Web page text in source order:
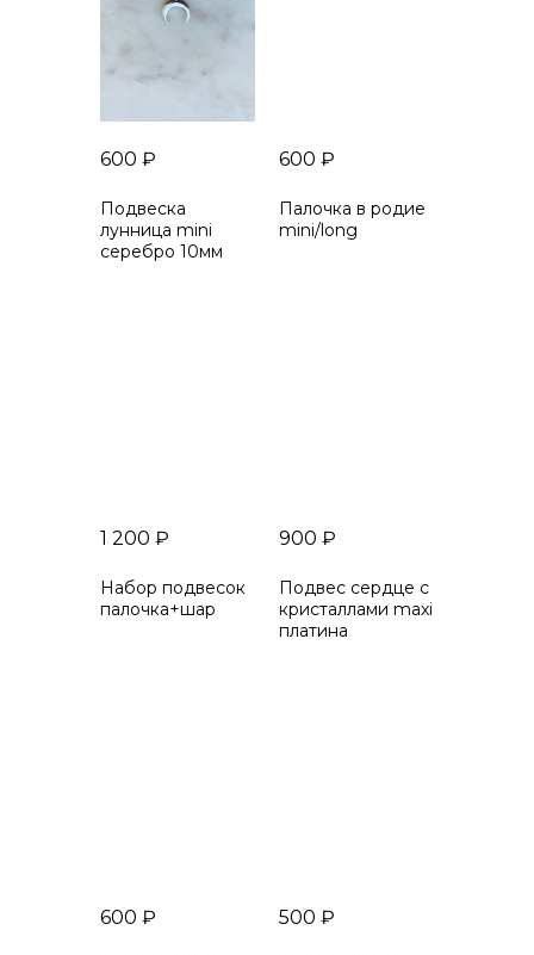
600 ₽
Подвеска
лунница mini
серебро 10мм
600 ₽
Палочка в родие
mini/long
1 200 ₽
Набор подвесок
палочка+шар
900 ₽
Подвес сердце с
кристаллами maxi
платина
600 ₽ 500 ₽